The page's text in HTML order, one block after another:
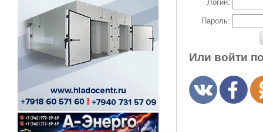
Логин:
Пароль:
Или войти